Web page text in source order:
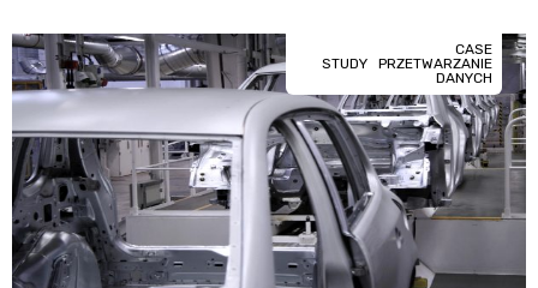
CASE
STUDY
PRZETWARZANIE
DANYCH